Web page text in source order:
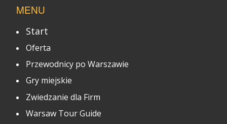
MENU
Start
Oferta
Przewodnicy po Warszawie
Gry miejskie
Zwiedzanie dla Firm
Warsaw Tour Guide